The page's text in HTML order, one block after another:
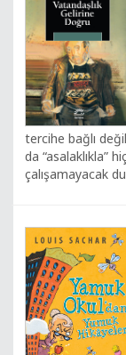
tercihe bağlı
da “asalaklıkla”
çalışamayacak